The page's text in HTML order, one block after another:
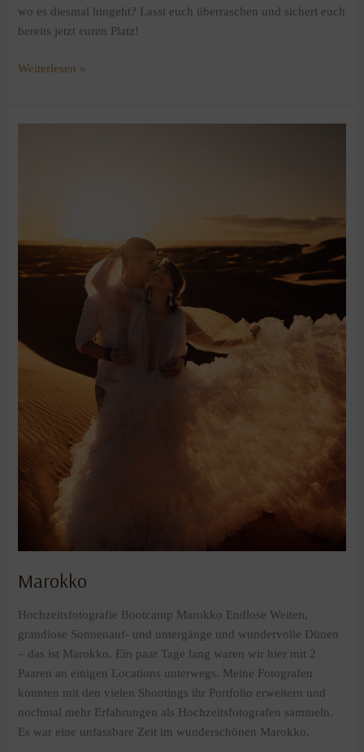
wo es diesmal hingeht? Lasst euch überraschen und sichert euch
bereits jetzt euren Platz!
Weiterlesen »
Marokko
Hochzeitsfotografie Bootcamp Marokko Endlose Weiten,
grandiose Sonnenauf- und untergänge und wundervolle Dünen
– das ist Marokko. Ein paar Tage lang waren wir hier mit 2
Paaren an einigen Locations unterwegs. Meine Fotografen
konnten mit den vielen Shootings ihr Portfolio erweitern und
nochmal mehr Erfahrungen als Hochzeitsfotografen sammeln.
Es war eine unfassbare Zeit im wunderschönen Marokko.